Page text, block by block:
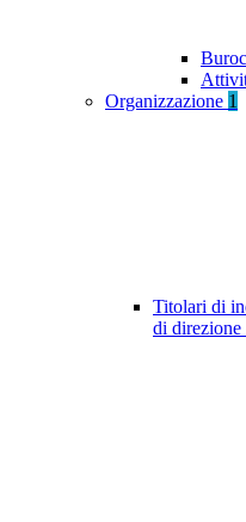
Organizzazione 1
Titolari di
di